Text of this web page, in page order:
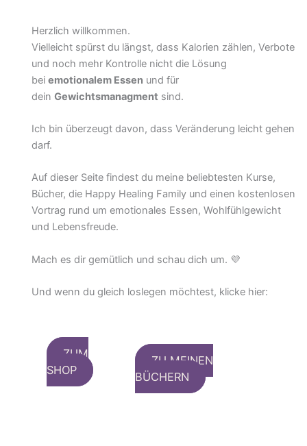
Herzlich willkommen.
Vielleicht spürst du längst, dass Kalorien zählen, Verbote
und noch mehr Kontrolle nicht die Lösung
bei emotionalem Essen und für
dein Gewichtsmanagment sind.
Ich bin überzeugt davon, dass Veränderung leicht gehen
darf.
Auf dieser Seite findest du meine beliebtesten Kurse,
Bücher, die Happy Healing Family und einen kostenlosen
Vortrag rund um emotionales Essen, Wohlfühlgewicht
und Lebensfreude.
Mach es dir gemütlich und schau dich um. 💜
Und wenn du gleich loslegen möchtest, klicke hier:
ZUM
SHOP
ZU MEINEN
BÜCHERN